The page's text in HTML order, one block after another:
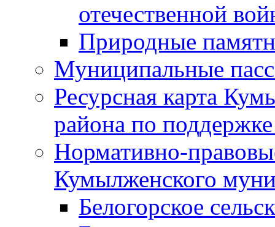
отечественной
Природные
Муниципальные
Ресурсная карта
района по
Нормативно-
Кумылженского
Белогорское